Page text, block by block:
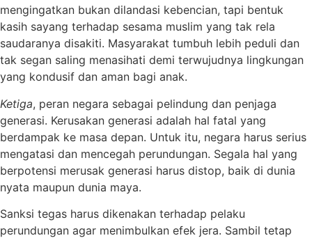
mengingatkan bukan dilandasi kebencian, tapi bentuk
kasih sayang terhadap sesama muslim yang tak rela
saudaranya disakiti. Masyarakat tumbuh lebih peduli dan
tak segan saling menasihati demi terwujudnya lingkungan
yang kondusif dan aman bagi anak.
Ketiga, peran negara sebagai pelindung dan penjaga
generasi. Kerusakan generasi adalah hal fatal yang
berdampak ke masa depan. Untuk itu, negara harus serius
mengatasi dan mencegah perundungan. Segala hal yang
berpotensi merusak generasi harus distop, baik di dunia
nyata maupun dunia maya.
Sanksi tegas harus dikenakan terhadap pelaku
perundungan agar menimbulkan efek jera. Sambil tetap